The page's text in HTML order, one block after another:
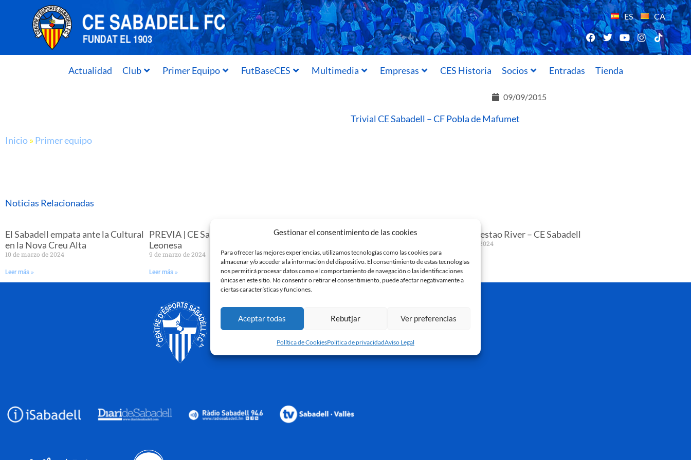
Gestionar el consentimiento de las cookies
Para ofrecer las mejores experiencias, utilizamos tecnologías como las cookies para
almacenar y/o acceder a la información del dispositivo. El consentimiento de estas tecnologías
nos permitirá procesar datos como el comportamiento de navegación o las identificaciones
únicas en este sitio. No consentir o retirar el consentimiento, puede afectar negativamente a
ciertas características y funciones.
Aceptar todas Rebutjar Ver preferencias
Política de CookiesPolítica de privacidadAviso Legal
ES CA
Actualidad Club Primer Equipo FutBaseCES Multimedia Empresas CES Historia Socios Entradas Tienda
09/09/2015
Trivial CE Sabadell – CF Pobla de Mafumet
Inicio» Primer equipo
Noticias Relacionadas
El Sabadell empata ante la Cultural
en la Nova Creu Alta
10 de marzo de 2024
Leer más »
PREVIA | CE Sabadell – Cultural
Leonesa
9 de marzo de 2024
Leer más »
Derrota del CE Sabadell ante el
3 de marzo de 2024
Leer más »
PREVIA | Sestao River – CE Sabadell
2 de marzo de 2024
Leer más »